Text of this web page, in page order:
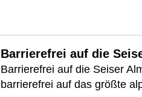
Barrierefrei auf die
Barrierefrei auf die Seiser
barrierefrei auf das größte